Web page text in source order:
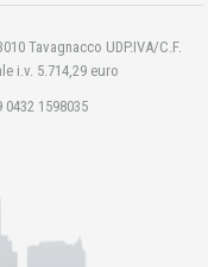
Tavagnacco UDP.IVA/C.F.
i.v. 5.714,29 euro
1598035